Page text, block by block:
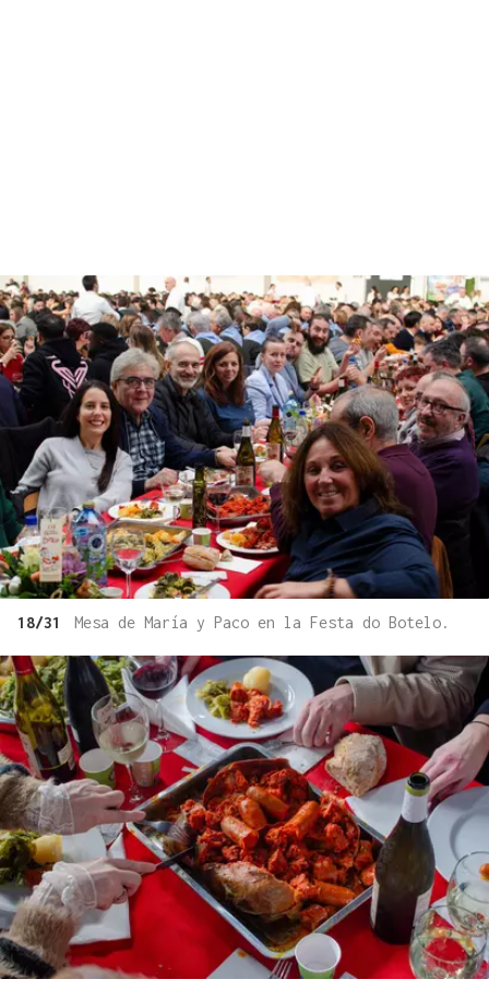
18/31 Mesa de María y Paco en la Festa do Botelo.